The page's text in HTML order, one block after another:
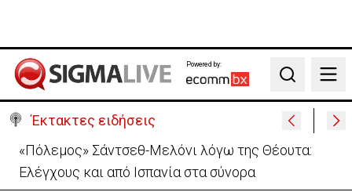
Powered by:
Search
Έκτακτες ειδήσεις
30 χρόνια από τις δολοφονίες Ισαάκ-Σολωμού-
Εκδήλωση μνήμης απόψε στο Παραλίμνι